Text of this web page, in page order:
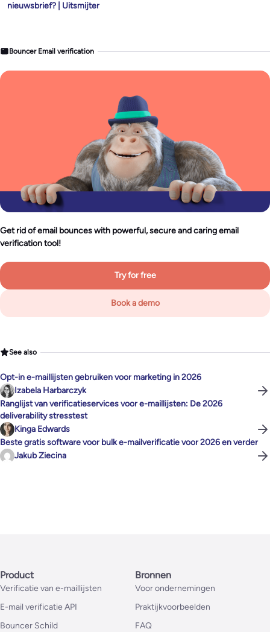
nieuwsbrief? | Uitsmijter
Bouncer Email verification
Get rid of email bounces with powerful, secure and caring email
verification tool!
Try for free
Book a demo
See also
Opt-in e-maillijsten gebruiken voor marketing in 2026
Izabela Harbarczyk
Ranglijst van verificatieservices voor e-maillijsten: De 2026
deliverability stresstest
Kinga Edwards
Beste gratis software voor bulk e-mailverificatie voor 2026 en verder
Jakub Ziecina
Product
Verificatie van e-maillijsten
E-mail verificatie API
Bouncer Schild
Bronnen
Voor ondernemingen
Praktijkvoorbeelden
FAQ